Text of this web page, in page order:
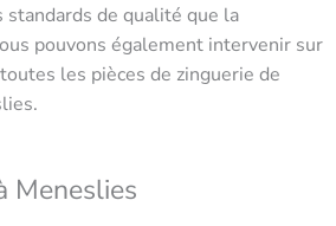
de qualité que la
pouvons également intervenir sur
les pièces de zinguerie de
Meneslies